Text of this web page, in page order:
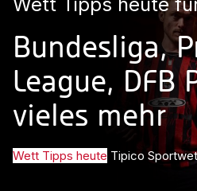
Bundesliga,
League, DFB
vieles mehr
Wett Tipps heute Tipico